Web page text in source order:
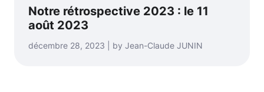
Notre rétrospective 2023 : le 11
août 2023
décembre 28, 2023 | by Jean-Claude JUNIN